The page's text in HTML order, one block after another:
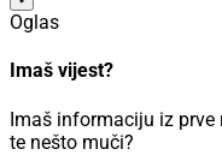
Oglas
Imaš vijest?
Imaš informaciju iz prve
te nešto muči?